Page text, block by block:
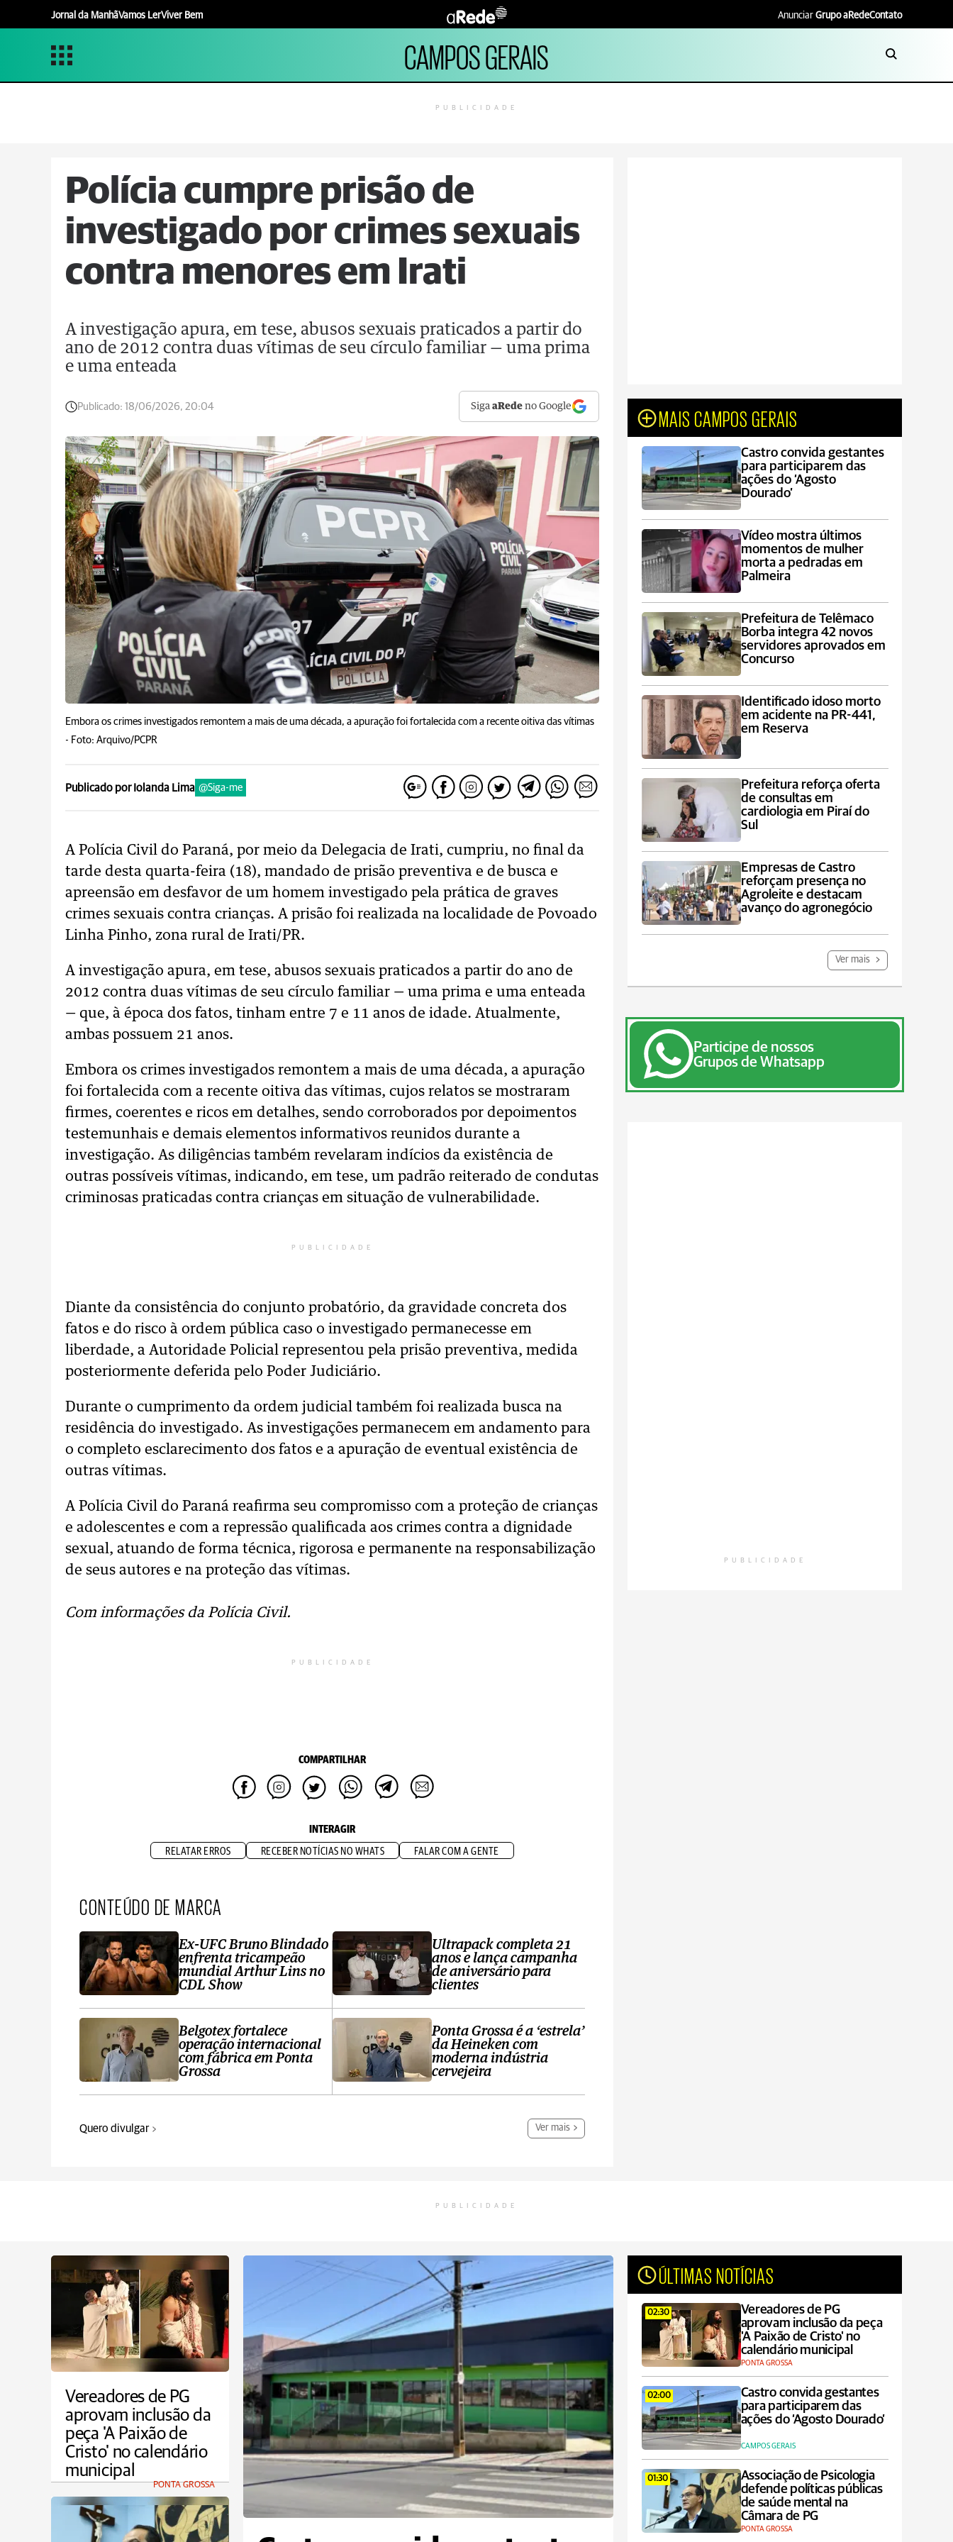
Jornal da ManhãVamos LerViver Bem Anunciar Grupo aRedeContato
CAMPOS GERAIS
PUBLICIDADE
Polícia cumpre prisão de
investigado por crimes sexuais
contra menores em Irati
A investigação apura, em tese, abusos sexuais praticados a partir do
ano de 2012 contra duas vítimas de seu círculo familiar — uma prima
e uma enteada
Publicado: 18/06/2026, 20:04 SigaaRede no Google
Embora os crimes investigados remontem a mais de uma década, a apuração foi fortalecida com a recente oitiva das vítimas
- Foto: Arquivo/PCPR
Publicado por Iolanda Lima @Siga-me
A Polícia Civil do Paraná, por meio da Delegacia de Irati, cumpriu, no final da
tarde desta quarta-feira (18), mandado de prisão preventiva e de busca e
apreensão em desfavor de um homem investigado pela prática de graves
crimes sexuais contra crianças. A prisão foi realizada na localidade de Povoado
Linha Pinho, zona rural de Irati/PR.
A investigação apura, em tese, abusos sexuais praticados a partir do ano de
2012 contra duas vítimas de seu círculo familiar — uma prima e uma enteada
— que, à época dos fatos, tinham entre 7 e 11 anos de idade. Atualmente,
ambas possuem 21 anos.
Embora os crimes investigados remontem a mais de uma década, a apuração
foi fortalecida com a recente oitiva das vítimas, cujos relatos se mostraram
firmes, coerentes e ricos em detalhes, sendo corroborados por depoimentos
testemunhais e demais elementos informativos reunidos durante a
investigação. As diligências também revelaram indícios da existência de
outras possíveis vítimas, indicando, em tese, um padrão reiterado de condutas
criminosas praticadas contra crianças em situação de vulnerabilidade.
PUBLICIDADE
Diante da consistência do conjunto probatório, da gravidade concreta dos
fatos e do risco à ordem pública caso o investigado permanecesse em
liberdade, a Autoridade Policial representou pela prisão preventiva, medida
posteriormente deferida pelo Poder Judiciário.
Durante o cumprimento da ordem judicial também foi realizada busca na
residência do investigado. As investigações permanecem em andamento para
o completo esclarecimento dos fatos e a apuração de eventual existência de
outras vítimas.
A Polícia Civil do Paraná reafirma seu compromisso com a proteção de crianças
e adolescentes e com a repressão qualificada aos crimes contra a dignidade
sexual, atuando de forma técnica, rigorosa e permanente na responsabilização
de seus autores e na proteção das vítimas.
Com informações da Polícia Civil.
PUBLICIDADE
COMPARTILHAR
INTERAGIR
RELATAR ERROS RECEBER NOTÍCIAS NO WHATS FALAR COM A GENTE
CONTEÚDO DE MARCA
Ex-UFC Bruno Blindado
enfrenta tricampeão
mundial Arthur Lins no
CDL Show
Belgotex fortalece
operação internacional
com fábrica em Ponta
Grossa
Ultrapack completa 21
anos e lança campanha
de aniversário para
clientes
Ponta Grossa é a ‘estrela’
da Heineken com
moderna indústria
cervejeira
Quero divulgar Ver mais
MAIS CAMPOS GERAIS
Castro convida gestantes
para participarem das
ações do ‘Agosto
Dourado’
Vídeo mostra últimos
momentos de mulher
morta a pedradas em
Palmeira
Prefeitura de Telêmaco
Borba integra 42 novos
servidores aprovados em
Concurso
Identificado idoso morto
em acidente na PR-441,
em Reserva
Prefeitura reforça oferta
de consultas em
cardiologia em Piraí do
Sul
Empresas de Castro
reforçam presença no
Agroleite e destacam
avanço do agronegócio
Ver mais
Participe de nossos
Grupos de Whatsapp
PUBLICIDADE
PUBLICIDADE
Vereadores de PG
aprovam inclusão da
peça 'A Paixão de
Cristo' no calendário
municipal
PONTA GROSSA
ÚLTIMAS NOTÍCIAS
02:30
Vereadores de PG
aprovam inclusão da peça
'A Paixão de Cristo' no
calendário municipal
PONTA GROSSA
02:00
Castro convida gestantes
para participarem das
ações do ‘Agosto Dourado’
CAMPOS GERAIS
01:30
Associação de Psicologia
defende políticas públicas
de saúde mental na
Câmara de PG
PONTA GROSSA